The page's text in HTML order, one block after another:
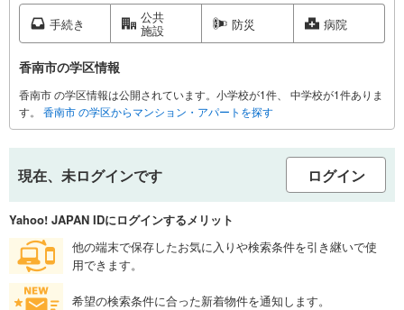
手続き 公共
施設 防災 病院
香南市の学区情報
香南市 の学区情報は公開されています。小学校が1件、 中学校が1件ありま
す。
香南市 の学区からマンション・アパートを探す
現在、未ログインです ログイン
Yahoo! JAPAN IDにログインするメリット
他の端末で保存したお気に入りや検索条件を引き継いで使
用できます。
希望の検索条件に合った新着物件を通知します。